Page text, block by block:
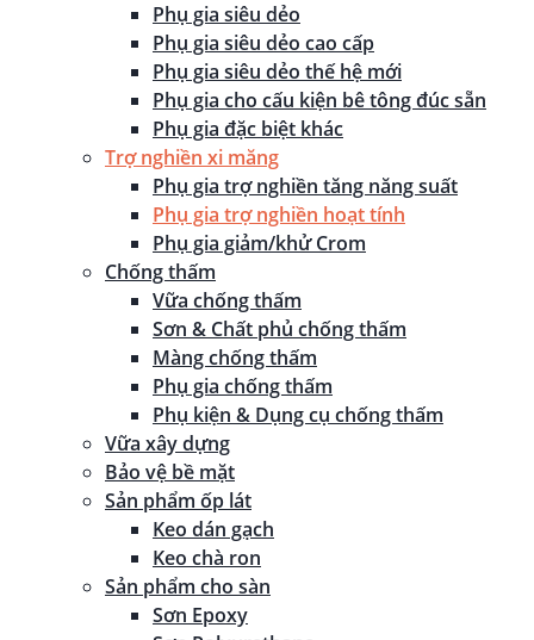
Phụ gia siêu dẻo
Phụ gia siêu dẻo cao cấp
Phụ gia siêu dẻo thế hệ mới
Phụ gia cho cấu kiện bê tông đúc sẵn
Phụ gia đặc biệt khác
Trợ nghiền xi măng
Phụ gia trợ nghiền tăng năng suất
Phụ gia trợ nghiền hoạt tính
Phụ gia giảm/khử Crom
Chống thấm
Vữa chống thấm
Sơn & Chất phủ chống thấm
Màng chống thấm
Phụ gia chống thấm
Phụ kiện & Dụng cụ chống thấm
Vữa xây dựng
Bảo vệ bề mặt
Sản phẩm ốp lát
Keo dán gạch
Keo chà ron
Sản phẩm cho sàn
Sơn Epoxy